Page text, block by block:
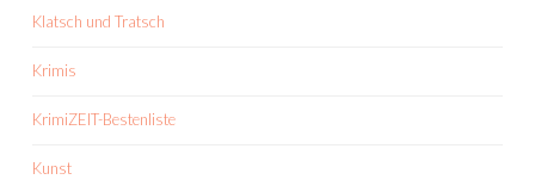
Klatsch und Tratsch
Krimis
KrimiZEIT-Bestenliste
Kunst